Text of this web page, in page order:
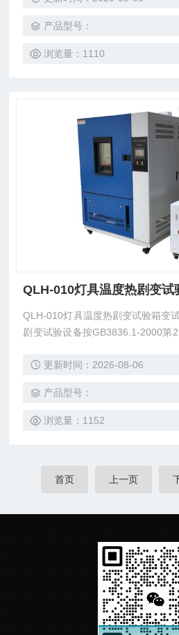
产品型号：
浏览量：1110
QLH-010灯具温度热剧变试
QLH-010灯具温度热剧变试验箱变
剧变试验设备按GB3836.1-2000第
灯具透明罩或玻璃表面Z高温度点
更新时间：2026-08-06
产品型号：
浏览量：1152
首页 上一页